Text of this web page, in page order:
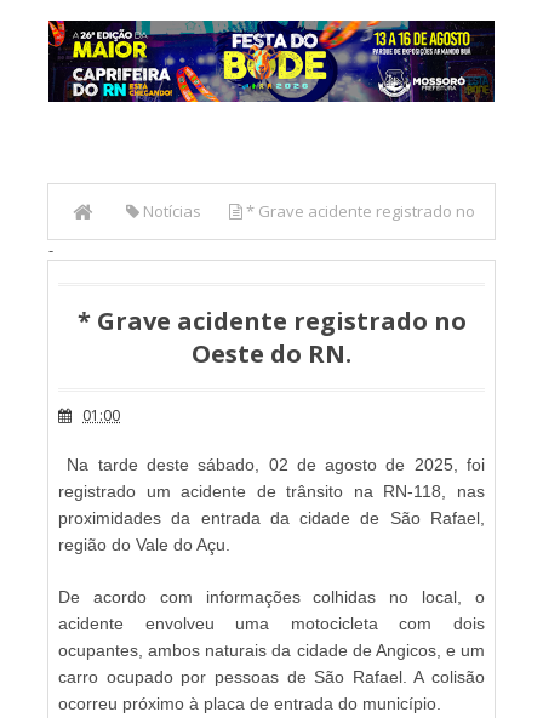
Notícias * Grave acidente registrado no
Oeste do RN.
-
* Grave acidente registrado no
Oeste do RN.
01:00
Na tarde deste sábado, 02 de agosto de 2025, foi
registrado um acidente de trânsito na RN-118, nas
proximidades da entrada da cidade de São Rafael,
região do Vale do Açu.
De acordo com informações colhidas no local, o
acidente envolveu uma motocicleta com dois
ocupantes, ambos naturais da cidade de Angicos, e um
carro ocupado por pessoas de São Rafael. A colisão
ocorreu próximo à placa de entrada do município.